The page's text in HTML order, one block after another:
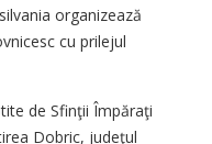
organizează
cu prilejul
de Sfinţii Împăraţi
Dobric, judeţul